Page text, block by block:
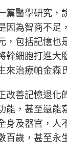
篇醫學研究，
因為智商不足
，包括記憶也
幹細胞打進大
來治療帕金森
改善記憶退化
能，甚至還能
身及器官，人
百歲，甚至永